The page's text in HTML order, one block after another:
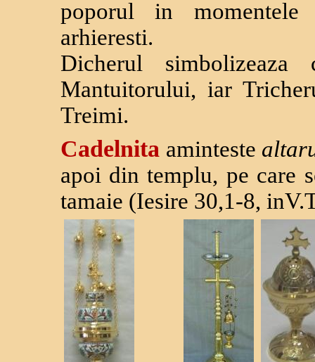
poporul in
arhieresti.
Dicherul
Mantuitorului, iar
Treimi.
Cadelnita aminteste
apoi din templu, pe care
tamaie (Iesire 30,1-8,